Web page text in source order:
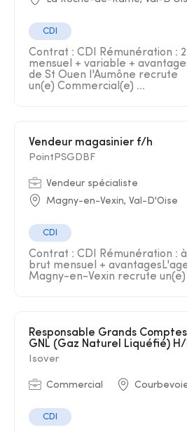
CDI
Contrat : CDI Rémunération :
mensuel + variable +
de St Ouen l'Aumône recrute
un(e) Commercial(e) ...
Vendeur magasinier f/h
PointPSGDBF
Vendeur spécialiste
Magny-en-Vexin, Val-D'Oise
CDI
Contrat : CDI Rémunération :
brut mensuel +
Magny-en-Vexin recrute un(e)
Responsable Grands Comptes - Marché
GNL (Gaz Naturel Liquéfié) H/
Isover
Commercial
CDI